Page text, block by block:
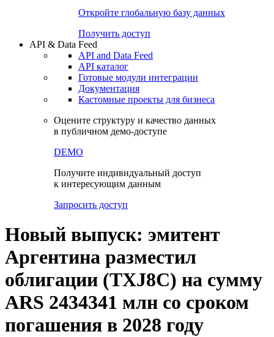
Откройте глобальную базу данных
Получить доступ
API & Data Feed
API and Data Feed
API каталог
Готовые модули интеграции
Документация
Кастомные проекты для бизнеса
Оцените структуру и качество данных
в публичном демо-доступе
DEMO
Получите индивидуальный доступ
к интересующим данным
Запросить доступ
Новый выпуск: эмитент
Аргентина разместил
облигации (TXJ8C) на сумму
ARS 2434341 млн со сроком
погашения в 2028 году